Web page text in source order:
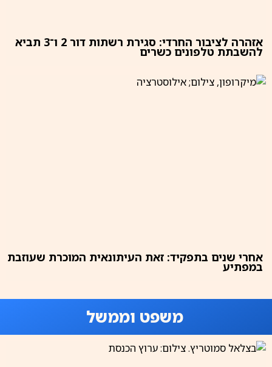
אזהרה לציבור החרדי: סגירת רשתות דור 2 ו־3 תביא
להשבתת טלפונים כשרים
אחרי שנים בתפקיד: זאת העיתונאית המוכרת שעוזבת
במפתיע
משפט וממשל